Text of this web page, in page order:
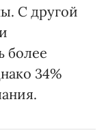
С другой
более
34%